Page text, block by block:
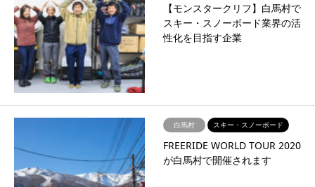
【モンスタークリフ】白馬村で
スキー・スノーボード業界の活
性化を目指す企業
白馬村 スキー・スノーボード
FREERIDE WORLD TOUR 2020
が白馬村で開催されます